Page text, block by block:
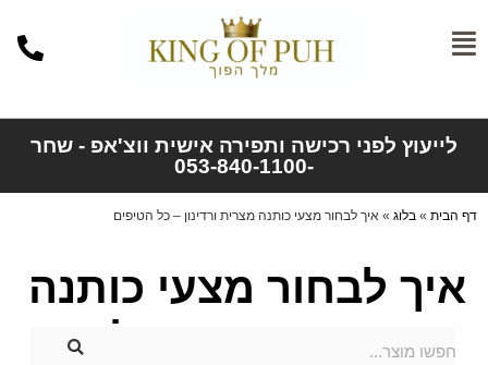
חפשו מוצר...
לייעוץ לפני רכישה ותפירה אישית ווצ'אפ - שחר
-053-840-1100
דף הבית » בלוג » איך לבחור מצעי כותנה מצרית ורדינון – כל הטיפים
איך לבחור מצעי כותנה
מצרית ורדינון – כל